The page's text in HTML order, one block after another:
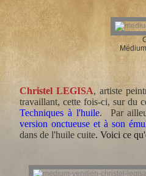
Christel LEGISA, artiste
travaillant, cette fois-ci, sur du
Techniques à l'huile. Par
version onctueuse et à son
dans de l'huile cuite. Voici ce